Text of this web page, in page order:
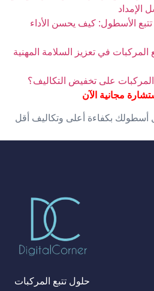
الأسطول: كيف يحسن الأداء
في تعزيز السلامة المهنية
على تخفيض التكاليف؟
مجانية الآن
بكفاءة أعلى وتكاليف أقل
حلول تتبع المركبات